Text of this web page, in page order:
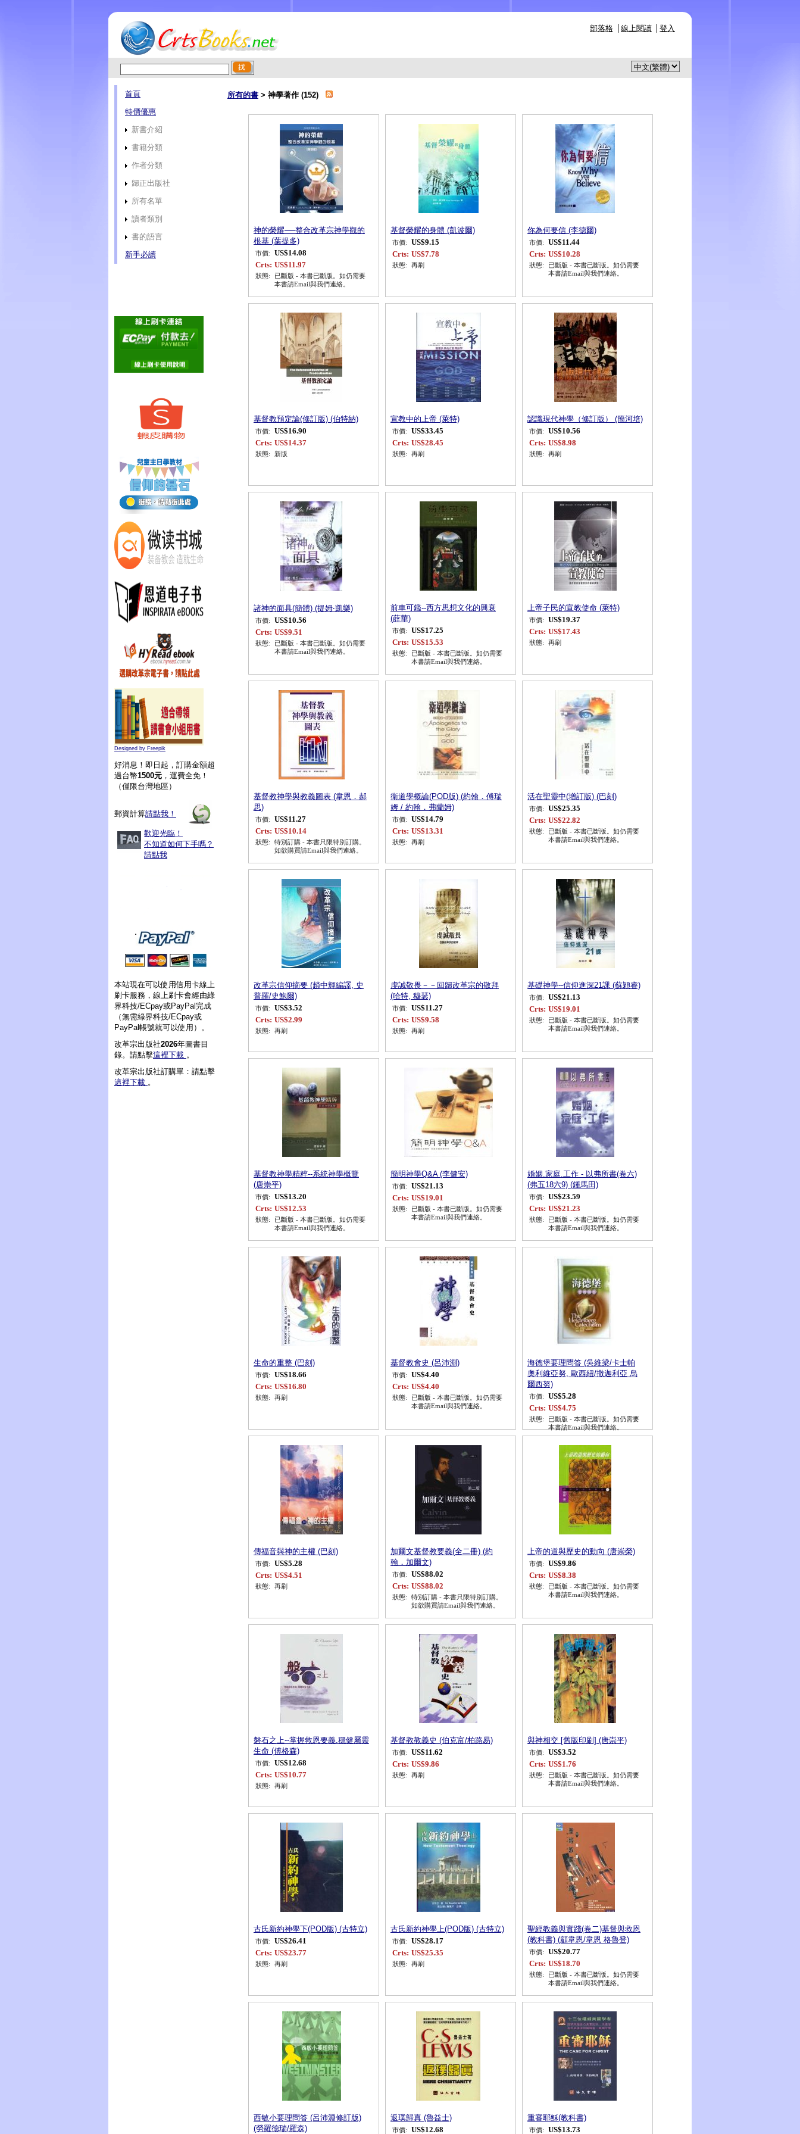
部落格 線上閱讀 登入
首頁
特價優惠
新書介紹
書籍分類
作者分類
歸正出版社
所有名單
讀者類別
書的語言
新手必讀
Designed by Freepik
好消息！即日起，訂購金額超
過台幣1500元 ，運費全免！
（僅限台灣地區）
郵資計算請點我！
歡迎光臨！
不知道如何下手嗎？
請點我
本站現在可以使用信用卡線上
刷卡服務，線上刷卡會經由綠
界科技/ECpay或PayPal完成
（無需綠界科技/ECpay或
PayPal帳號就可以使用）。
改革宗出版社2026年圖書目
錄。請點擊這裡下載 。
改革宗出版社訂購單：請點擊
這裡下載 。
所有的書 > 神學著作 (152)
神的榮耀──整合改革宗神學觀的
根基 (葉提多)
市價:
US$14.08
Crts: US$11.97
狀態:
已斷版 - 本書已斷版。如仍需要
本書請Email與我們連絡。
基督榮耀的身體 (凱波爾)
市價:
US$9.15
Crts: US$7.78
狀態: 再刷
你為何要信 (李德爾)
市價:
US$11.44
Crts: US$10.28
狀態:
已斷版 - 本書已斷版。如仍需要
本書請Email與我們連絡。
基督教預定論(修訂版) (伯特納)
市價:
US$16.90
Crts: US$14.37
狀態: 新版
宣教中的上帝 (萊特)
市價:
US$33.45
Crts: US$28.45
狀態: 再刷
認識現代神學（修訂版） (簡河培)
市價:
US$10.56
Crts: US$8.98
狀態: 再刷
諸神的面具(簡體) (提姆‧凱樂)
市價:
US$10.56
Crts: US$9.51
狀態:
已斷版 - 本書已斷版。如仍需要
本書請Email與我們連絡。
前車可鑑--西方思想文化的興衰
(薛華)
市價:
US$17.25
Crts: US$15.53
狀態:
已斷版 - 本書已斷版。如仍需要
本書請Email與我們連絡。
上帝子民的宣教使命 (萊特)
市價:
US$19.37
Crts: US$17.43
狀態: 再刷
基督教神學與教義圖表 (韋恩．郝
思)
市價:
US$11.27
Crts: US$10.14
狀態:
特別訂購 - 本書只限特別訂購。
如欲購買請Email與我們連絡。
衛道學概論(POD版) (約翰．傅瑞
姆 / 約翰．弗蘭姆)
市價:
US$14.79
Crts: US$13.31
狀態: 再刷
活在聖靈中(增訂版) (巴刻)
市價:
US$25.35
Crts: US$22.82
狀態:
已斷版 - 本書已斷版。如仍需要
本書請Email與我們連絡。
改革宗信仰摘要 (趙中輝編譯, 史
普羅/史鮑爾)
市價:
US$3.52
Crts: US$2.99
狀態: 再刷
虔誠敬畏－－回歸改革宗的敬拜
(哈特, 穆瑟)
市價:
US$11.27
Crts: US$9.58
狀態: 再刷
基礎神學--信仰進深21課 (蘇穎睿)
市價:
US$21.13
Crts: US$19.01
狀態:
已斷版 - 本書已斷版。如仍需要
本書請Email與我們連絡。
基督教神學精粹--系統神學概覽
(唐崇平)
市價:
US$13.20
Crts: US$12.53
狀態:
已斷版 - 本書已斷版。如仍需要
本書請Email與我們連絡。
簡明神學Q&A (李健安)
市價:
US$21.13
Crts: US$19.01
狀態:
已斷版 - 本書已斷版。如仍需要
本書請Email與我們連絡。
婚姻.家庭.工作 - 以弗所書(卷六)
(弗五18六9) (鍾馬田)
市價:
US$23.59
Crts: US$21.23
狀態:
已斷版 - 本書已斷版。如仍需要
本書請Email與我們連絡。
生命的重整 (巴刻)
市價:
US$18.66
Crts: US$16.80
狀態: 再刷
基督教會史 (呂沛淵)
市價:
US$4.40
Crts: US$4.40
狀態:
已斷版 - 本書已斷版。如仍需要
本書請Email與我們連絡。
海德堡要理問答 (吳維梁/卡士帕
奧利維亞努, 歐西紐/撒迦利亞 烏
爾西努)
市價:
US$5.28
Crts: US$4.75
狀態:
已斷版 - 本書已斷版。如仍需要
本書請Email與我們連絡。
傳福音與神的主權 (巴刻)
市價:
US$5.28
Crts: US$4.51
狀態: 再刷
加爾文基督教要義(全二冊) (約
翰．加爾文)
市價:
US$88.02
Crts: US$88.02
狀態:
特別訂購 - 本書只限特別訂購。
如欲購買請Email與我們連絡。
上帝的道與歷史的動向 (唐崇榮)
市價:
US$9.86
Crts: US$8.38
狀態:
已斷版 - 本書已斷版。如仍需要
本書請Email與我們連絡。
磐石之上--掌握救恩要義.穩健屬靈
生命 (傅格森)
市價:
US$12.68
Crts: US$10.77
狀態: 再刷
基督教教義史 (伯克富/柏路易)
市價:
US$11.62
Crts: US$9.86
狀態: 再刷
與神相交 [舊版印刷] (唐崇平)
市價:
US$3.52
Crts: US$1.76
狀態:
已斷版 - 本書已斷版。如仍需要
本書請Email與我們連絡。
古氏新約神學下(POD版) (古特立)
市價:
US$26.41
Crts: US$23.77
狀態: 再刷
古氏新約神學上(POD版) (古特立)
市價:
US$28.17
Crts: US$25.35
狀態: 再刷
聖經教義與實踐(卷二)基督與救恩
(教科書) (顧韋恩/韋恩 格魯登)
市價:
US$20.77
Crts: US$18.70
狀態:
已斷版 - 本書已斷版。如仍需要
本書請Email與我們連絡。
西敏小要理問答 (呂沛淵修訂版)
(勞羅德瑞/羅森)
返璞歸真 (魯益士)
市價: US$12.68
重審耶穌(教科書)
市價: US$13.73